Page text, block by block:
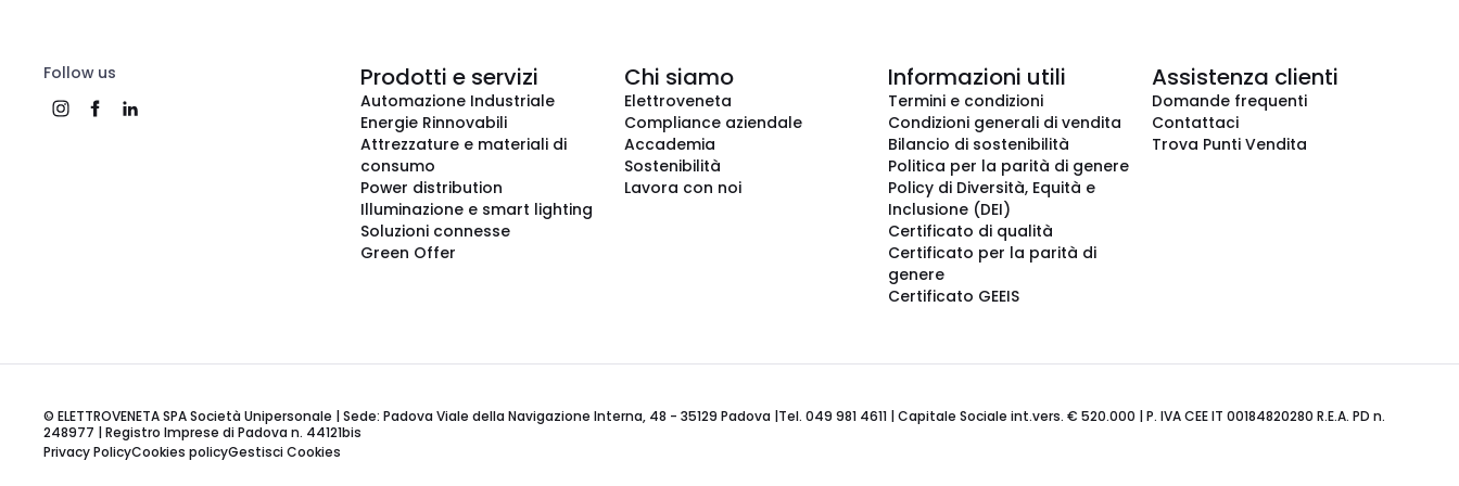
Follow us Prodotti e servizi
Automazione Industriale
Energie Rinnovabili
Attrezzature e materiali di
consumo
Power distribution
Illuminazione e smart lighting
Soluzioni connesse
Green Offer
Chi siamo
Elettroveneta
Compliance aziendale
Accademia
Sostenibilità
Lavora con noi
Informazioni utili
Termini e condizioni
Condizioni generali di vendita
Bilancio di sostenibilità
Politica per la parità di genere
Policy di Diversità, Equità e
Inclusione (DEI)
Certificato di qualità
Certificato per la parità di
genere
Certificato GEEIS
Assistenza clienti
Domande frequenti
Contattaci
Trova Punti Vendita
© ELETTROVENETA SPA Società Unipersonale | Sede: Padova Viale della Navigazione Interna, 48 - 35129 Padova |Tel. 049 981 4611 | Capitale Sociale int.vers. € 520.000 | P. IVA CEE IT 00184820280 R.E.A. PD n.
248977 | Registro Imprese di Padova n. 44121bis
Privacy PolicyCookies policyGestisci Cookies